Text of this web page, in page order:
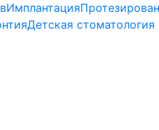
Имплантация
Детская стоматология